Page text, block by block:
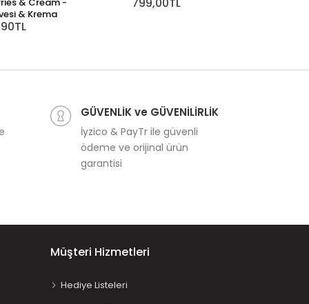
& Cream -
& Krema
799,00TL
GÜVENLİK ve GÜVENİLİRLİK
İyzico & PayTr ile güvenli
ödeme ve orijinal ürün
garantisi
Müşteri Hizmetleri
Hediye Listeleri